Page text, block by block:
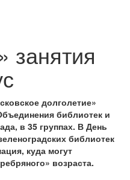
занятия
долголетие»
библиотек и
в 35 группах. В День
библиотек
куда могут
возраста.